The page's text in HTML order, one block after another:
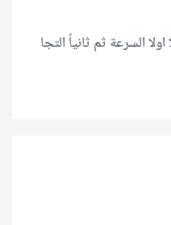
السرعة ثم ثانياً التجا